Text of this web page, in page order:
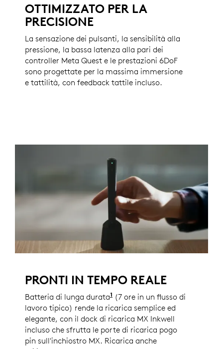
OTTIMIZZATO PER LA
PRECISIONE
La sensazione dei pulsanti, la sensibilità alla
pressione, la bassa latenza alla pari dei
controller Meta Quest e le prestazioni 6DoF
sono progettate per la massima immersione
e tattilità, con feedback tattile incluso.
PRONTI IN TEMPO REALE
Batteria di lunga durata1 La durata della batteria
(7 ore in un flusso di
lavoro tipico) rende la ricarica semplice ed
elegante, con il dock di ricarica MX Inkwell
incluso che sfrutta le porte di ricarica pogo
pin sull'inchiostro MX. Ricarica anche